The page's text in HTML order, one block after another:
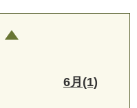
6月(1)